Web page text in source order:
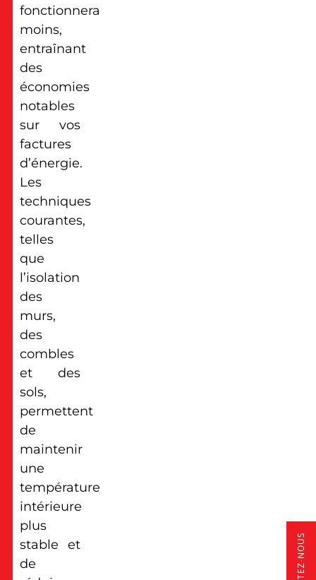
fonctionnera
moins,
entraînant
des
économies
notables
sur vos
factures
d’énergie.
Les
techniques
courantes,
telles
que
l’isolation
des
murs,
des
combles
et des
sols,
permettent
de
maintenir
une
température
intérieure
plus
stable et
de